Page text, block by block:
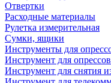
Отвертки
Расходные материалы
Рулетка измерительная
Сумки, ящики
Инструменты для
Инструмент для
Инструмент для снятия